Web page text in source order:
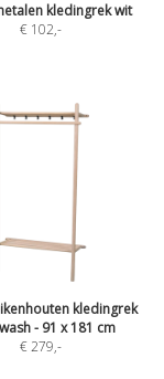
kledingrek wit
€ 102,-
kledingrek
- 91 x 181 cm
€ 279,-